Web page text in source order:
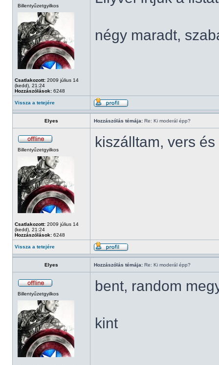
Billentyűzetgyilkos
Csatlakozott: 2009 július 14
(kedd), 21:24
Hozzászólások: 6248
négy maradt,
Vissza a tetejére
Elyes Hozzászólás témája: Re: Ki moderál épp?
Billentyűzetgyilkos
Csatlakozott: 2009 július 14
(kedd), 21:24
Hozzászólások: 6248
kiszálltam, vers
Vissza a tetejére
Elyes Hozzászólás témája: Re: Ki moderál épp?
Billentyűzetgyilkos bent, random
kint